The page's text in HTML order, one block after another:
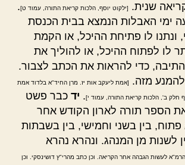
שנית.
[ילקוט יוסף, הלכות קריאת התורה, עמוד ט].
ימי האבלות הנמצא בבית הכנסת
ונתנו לו פתיחת ההיכל, או הקמת
לו לפתוח ההיכל, או להוליך את
כדי להראות את הכתב לצבור.
להמנע מזה.
[אמת ליעקב אות יז. מרן החיד"א בלדוד אמת
חלק ב', הלכות קריאת התורה, עמוד י]. יד כבר פשט
הספר תורה לארון הקודש אחר
בין בשני וחמישי, בין בשבתות
לשנות מן המנהג. ונהרא נהרא
לעשות הגבהה אחר הקריאה. וכן כתב מהרי"ץ דושינסקי. וכן